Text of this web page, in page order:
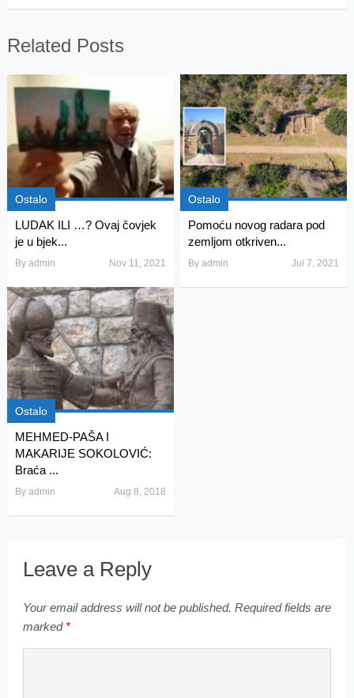
Related Posts
Ostalo
LUDAK ILI …? Ovaj čovjek
je u bjek...
By admin Nov 11, 2021
Ostalo
Pomoću novog radara pod
zemljom otkriven...
Byadmin Jul 7, 2021
Ostalo
MEHMED-PAŠA I
MAKARIJE SOKOLOVIĆ:
Braća ...
By admin Aug 8, 2018
Leave a Reply
Your email address will not be published. Required fields are
marked *